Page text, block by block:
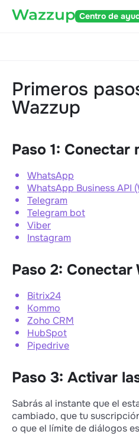
Centro de
Primeros
Wazzup
Paso 1: Conectar
WhatsApp
WhatsApp Business API
Telegram
Telegram bot
Viber
Instagram
Paso 2: Conectar
Bitrix24
Kommo
Zoho CRM
HubSpot
Pipedrive
Paso 3: Activar
Sabrás al instante que el
cambiado, que tu
o que el límite de diálogos